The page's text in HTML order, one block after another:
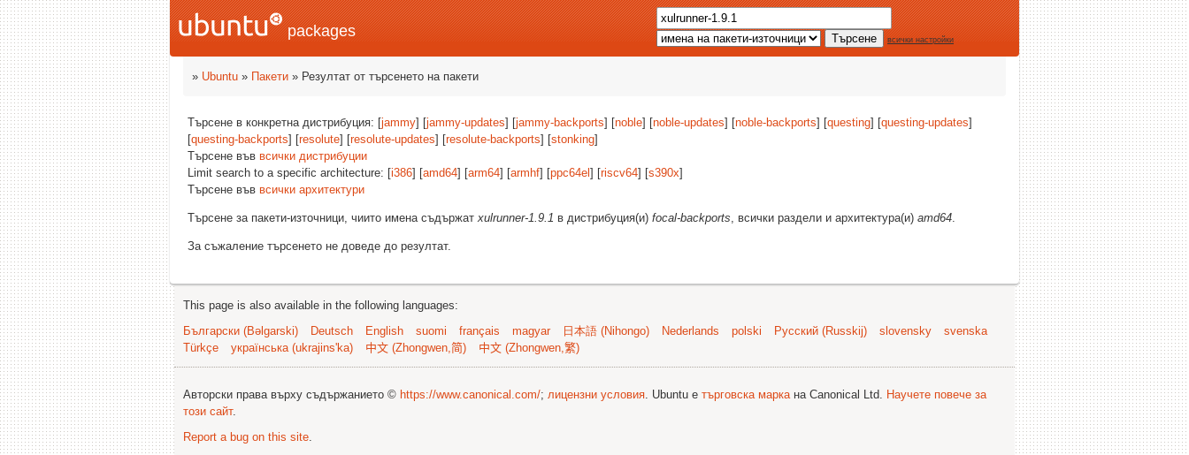
packages всички настройки
» Ubuntu » Пакети » Резултат от търсенето на пакети
Търсене в конкретна дистрибуция: [jammy] [jammy-updates] [jammy-backports] [noble] [noble-updates] [noble-backports] [questing] [questing-updates]
[questing-backports] [resolute] [resolute-updates] [resolute-backports] [stonking]
Търсене във всички дистрибуции
Limit search to a specific architecture: [i386] [amd64] [arm64] [armhf] [ppc64el ] [riscv64] [s390x]
Търсене във всички архитектури
Търсене за пакети-източници, чиито имена съдържатxulrunner-1.9.1 в дистрибуция(и) focal-backports, всички раздели и архитектура(и) amd64.
За съжаление търсенето не доведе до резултат.
This page is also available in the following languages:
Български (Bəlgarski)
Deutsch English suomi français magyar 日本語 (Nihongo) Nederlands polski Русский (Russkij) slovensky
svenska
Türkçe
українська (ukrajins'ka) 中文 (Zhongwen,简) 中文 (Zhongwen,繁)
Авторски права върху съдържанието © https://www.canonical.com/; лицензни условия. Ubuntu е търговска маркана Canonical Ltd. Научете повече за
този сайт.
Report a bug on this site.